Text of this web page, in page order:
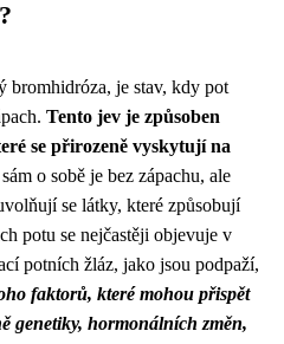
bromhidróza, je stav, kdy pot
Tento jev je způsoben
se přirozeně vyskytují na
o sobě je bez zápachu, ale
se látky, které způsobují
potu se nejčastěji objevuje v
potních žláz, jako jsou podpaží,
faktorů, které mohou přispět
genetiky, hormonálních změn,